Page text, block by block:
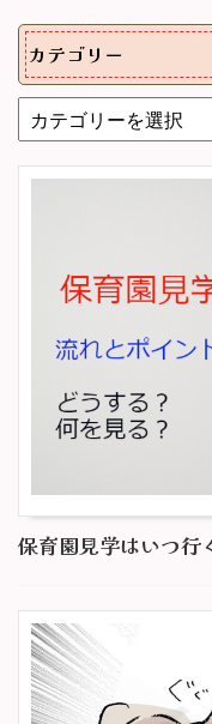
カテゴリー
保育園見学はいつ行